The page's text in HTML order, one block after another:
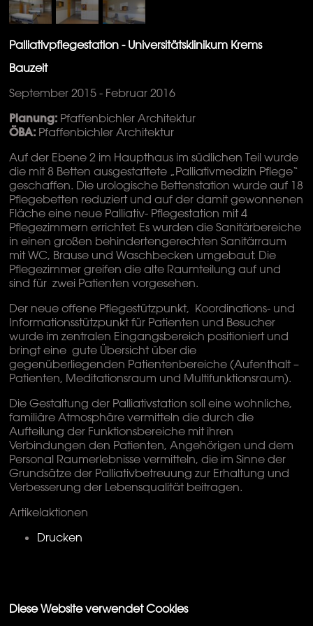
Palliativpflegestation - Universitätsklinikum Krems
Bauzeit
September 2015 - Februar 2016
Planung: Pfaffenbichler Architektur
ÖBA: Pfaffenbichler Architektur
Auf der Ebene 2 im Haupthaus im südlichen Teil wurde
die mit 8 Betten ausgestattete „Palliativmedizin Pflege“
geschaffen. Die urologische Bettenstation wurde auf 18
Pflegebetten reduziert und auf der damit gewonnenen
Fläche eine neue Palliativ- Pflegestation mit 4
Pflegezimmern errichtet. Es wurden die Sanitärbereiche
in einen großen behindertengerechten Sanitärraum
mit WC, Brause und Waschbecken umgebaut. Die
Pflegezimmer greifen die alte Raumteilung auf und
sind für zwei Patienten vorgesehen.
Der neue offene Pflegestützpunkt, Koordinations- und
Informationsstützpunkt für Patienten und Besucher
wurde im zentralen Eingangsbereich positioniert und
bringt eine gute Übersicht über die
gegenüberliegenden Patientenbereiche (Aufenthalt –
Patienten, Meditationsraum und Multifunktionsraum).
Die Gestaltung der Palliativstation soll eine wohnliche,
familiäre Atmosphäre vermitteln die durch die
Aufteilung der Funktionsbereiche mit ihren
Verbindungen den Patienten, Angehörigen und dem
Personal Raumerlebnisse vermitteln, die im Sinne der
Grundsätze der Palliativbetreuung zur Erhaltung und
Verbesserung der Lebensqualität beitragen.
Artikelaktionen
Drucken
Diese Website verwendet Cookies